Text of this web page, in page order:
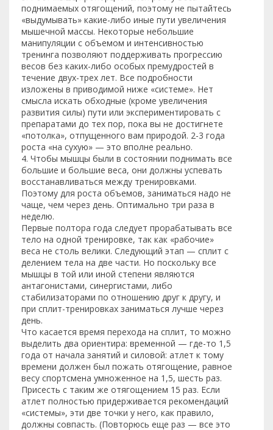
поднимаемых отягощений, поэтому не пытайтесь
«выдумывать» какие-либо иные пути увеличения
мышечной массы. Некоторые небольшие
манипуляции с объемом и интенсивностью
тренинга позволяют поддерживать прогрессию
весов без каких-либо особых премудростей в
течение двух-трех лет. Все подробности
изложены в приводимой ниже «системе». Нет
смысла искать обходные (кроме увеличения
развития силы) пути или экспериментировать с
препаратами до тех пор, пока вы не достигнете
«потолка», отпущенного вам природой. 2-3 года
роста «на сухую» — это вполне реально.
4. Чтобы мышцы были в состоянии поднимать все
большие и большие веса, они должны успевать
восстанавливаться между тренировками.
Поэтому для роста объемов, заниматься надо не
чаще, чем через день. Оптимально три раза в
неделю.
Первые полтора года следует прорабатывать все
тело на одной тренировке, так как «рабочие»
веса не столь велики. Следующий этап — сплит с
делением тела на две части. Но поскольку все
мышцы в той или иной степени являются
антагонистами, синергистами, либо
стабилизаторами по отношению друг к другу, и
при сплит-тренировках заниматься лучше через
день.
Что касается время перехода на сплит, то можно
выделить два ориентира: временной — где-то 1,5
года от начала занятий и силовой: атлет к тому
времени должен был пожать отягощение, равное
весу спортсмена умноженное на 1,5, шесть раз.
Присесть с таким же отягощением 15 раз. Если
атлет полностью придерживается рекомендаций
«системы», эти две точки у него, как правило,
должны совпасть. (Повторюсь еще раз — все это